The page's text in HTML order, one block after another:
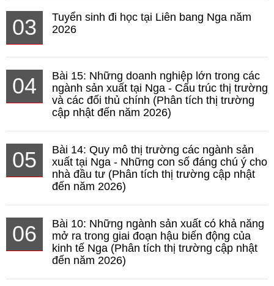
03
Tuyển sinh đi học tại Liên bang Nga năm
2026
04
Bài 15: Những doanh nghiệp lớn trong các
ngành sản xuất tại Nga - Cấu trúc thị trường
và các đối thủ chính (Phân tích thị trường
cập nhật đến năm 2026)
05
Bài 14: Quy mô thị trường các ngành sản
xuất tại Nga - Những con số đáng chú ý cho
nhà đầu tư (Phân tích thị trường cập nhật
đến năm 2026)
06
Bài 10: Những ngành sản xuất có khả năng
mở ra trong giai đoạn hậu biến động của
kinh tế Nga (Phân tích thị trường cập nhật
đến năm 2026)